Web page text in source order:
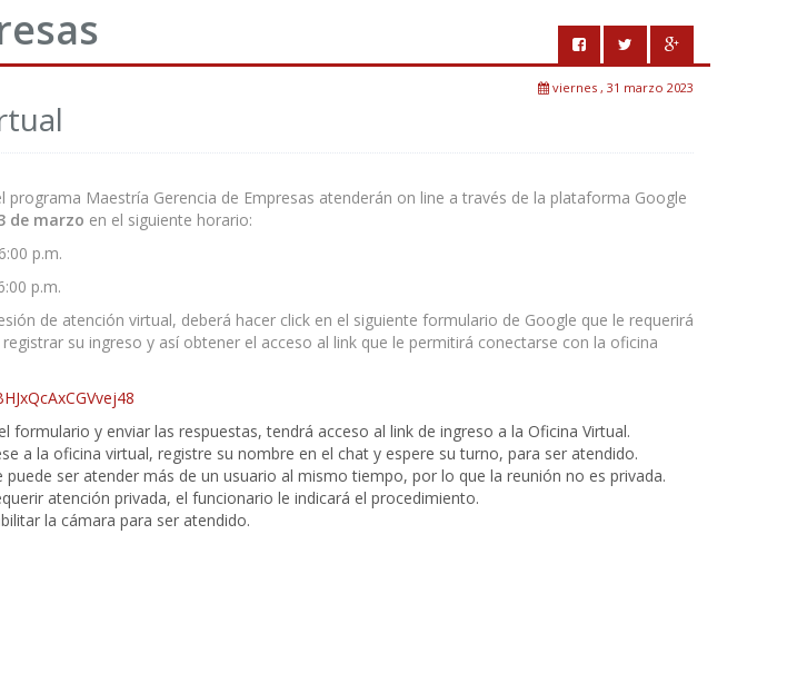
viernes , 31 marzo 2023
programa Maestría Gerencia de Empresas atenderán on line a través de la plataforma Google
de marzo en el siguiente horario:
p.m.
p.m.
de atención virtual, deberá hacer click en el siguiente formulario de Google que le requerirá
su ingreso y así obtener el acceso al link que le permitirá conectarse con la oficina
formulario y enviar las respuestas, tendrá acceso al link de ingreso a la Oficina Virtual.
a la oficina virtual, registre su nombre en el chat y espere su turno, para ser atendido.
puede ser atender más de un usuario al mismo tiempo, por lo que la reunión no es privada.
atención privada, el funcionario le indicará el procedimiento.
la cámara para ser atendido.